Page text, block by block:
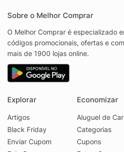
Sobre o Melhor Comprar
O Melhor Comprar é especializado
códigos promocionais, ofertas e
mais de 1900 lojas online.
Explorar
Artigos
Black Friday
Enviar Cupom
Economizar
Aluguel de
Categorias
Cupons